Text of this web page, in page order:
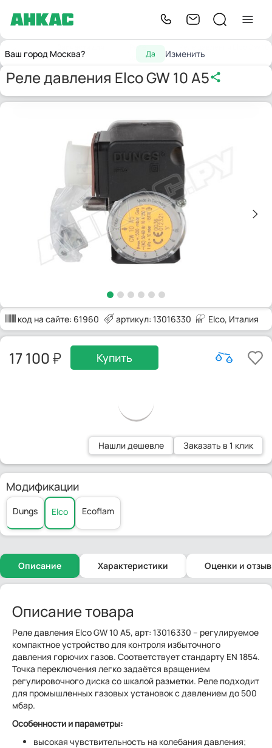
Ваш город Москва? Да Изменить
Главнаягорелок
давления
A5
Реле давления Elco GW 10 A5
код на сайте: 61960 артикул: 13016330 Elco, Италия
17 100 Купить
Нашли дешевле Заказать в 1 клик
Модификации
Dungs Elco Ecoflam
Описание Характеристики Оценки и
Описание товара
Реле давления Elco GW 10 A5, арт: 13016330 – регулируемое
компактное устройство для контроля избыточного
давления горючих газов. Соответствует стандарту EN 1854.
Точка переключения легко задаётся вращением
регулировочного диска со шкалой разметки. Реле подходит
для промышленных газовых установок с давлением до 500
мбар.
Особенности и параметры:
высокая чувствительность на колебания давления;